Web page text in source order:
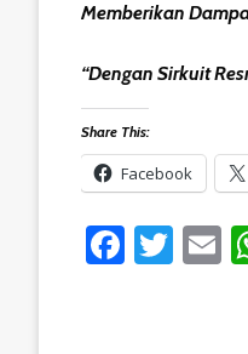
Memberikan
“Dengan Sirkuit
Share This:
Facebook